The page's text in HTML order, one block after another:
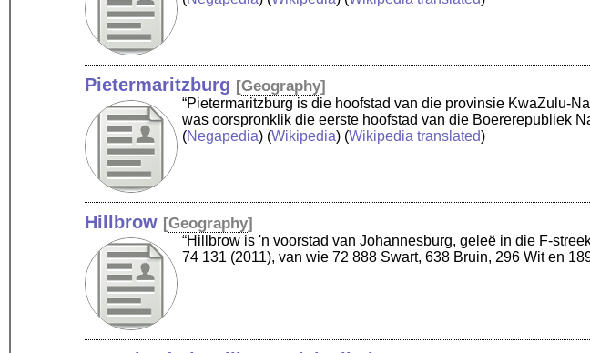
Pietermaritzburg [Geography]
“Pietermaritzburg is die hoofstad van die provinsie KwaZulu-
was oorspronklik die eerste hoofstad van die Boererepubliek
(Negapedia) (Wikipedia) (Wikipedia translated)
Hillbrow [Geography]
“Hillbrow is 'n voorstad van Johannesburg, geleë in die F-
74 131 (2011), van wie 72 888 Swart, 638 Bruin, 296 Wit en